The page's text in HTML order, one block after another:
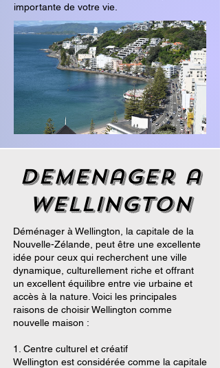
importante de votre vie.
demenager a
Wellington
Déménager à Wellington, la capitale de la
Nouvelle-Zélande, peut être une excellente
idée pour ceux qui recherchent une ville
dynamique, culturellement riche et offrant
un excellent équilibre entre vie urbaine et
accès à la nature. Voici les principales
raisons de choisir Wellington comme
nouvelle maison :
1. Centre culturel et créatif
Wellington est considérée comme la capitale